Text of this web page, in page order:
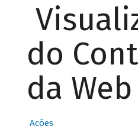
do
da Web
Ações